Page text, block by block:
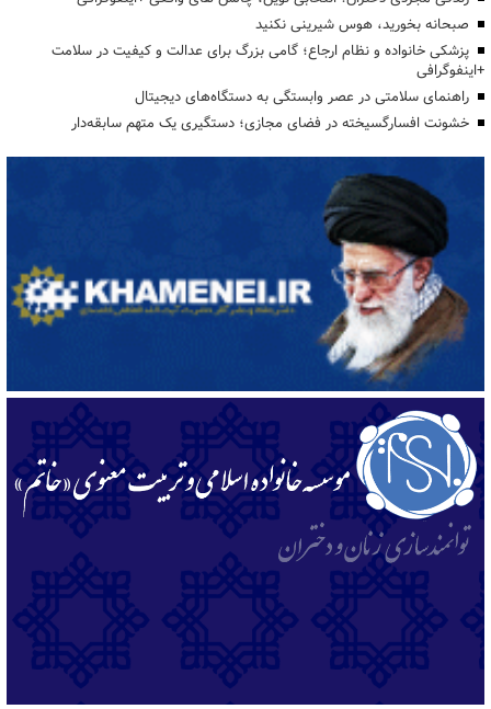
صبحانه بخورید، هوس شیرینی نکنید
پزشکی خانواده و نظام ارجاع؛ گامی بزرگ برای عدالت و کیفیت در سلامت
+اینفوگرافی
راهنمای سلامتی در عصر وابستگی به دستگاه‌های دیجیتال
خشونت افسارگسیخته در فضای مجازی؛ دستگیری یک متهم سابقه‌دار